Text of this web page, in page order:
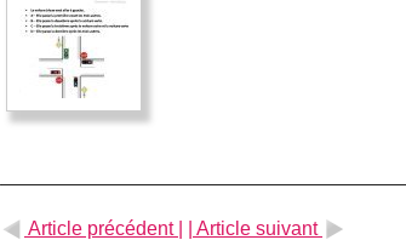
Article précédent | | Article suivant